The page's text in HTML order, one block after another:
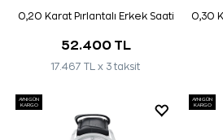
0,20 Karat Pırlantalı Erkek Saati
52.400 TL
17.467 TL x 3 taksit
0,30
AYNI GÜN
KARGO
AYNI GÜN
KARGO